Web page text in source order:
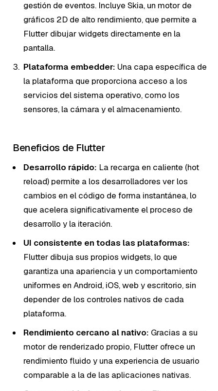
gestión de eventos. Incluye Skia, un motor de
gráficos 2D de alto rendimiento, que permite a
Flutter dibujar widgets directamente en la
pantalla.
Plataforma embedder: Una capa específica de
la plataforma que proporciona acceso a los
servicios del sistema operativo, como los
sensores, la cámara y el almacenamiento.
Beneficios de Flutter
Desarrollo rápido: La recarga en caliente (hot
reload) permite a los desarrolladores ver los
cambios en el código de forma instantánea, lo
que acelera significativamente el proceso de
desarrollo y la iteración.
UI consistente en todas las plataformas:
Flutter dibuja sus propios widgets, lo que
garantiza una apariencia y un comportamiento
uniformes en Android, iOS, web y escritorio, sin
depender de los controles nativos de cada
plataforma.
Rendimiento cercano al nativo: Gracias a su
motor de renderizado propio, Flutter ofrece un
rendimiento fluido y una experiencia de usuario
comparable a la de las aplicaciones nativas.